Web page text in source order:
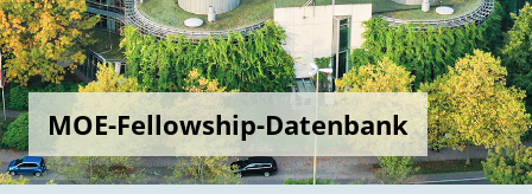
MOE-Fellowship-Datenbank